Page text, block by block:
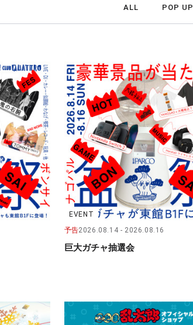
ALL POP UP
EVENT
予告2026.08.14 2026.08.16
巨大ガチャ抽選会